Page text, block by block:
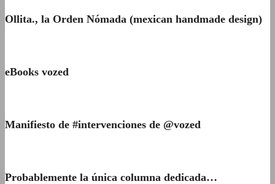
Ollita., la Orden Nómada (mexican handmade design)
eBooks vozed
Manifiesto de #intervenciones de @vozed
Probablemente la única columna dedicada…